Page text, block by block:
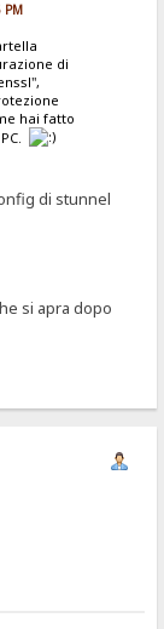
PM
di
hai fatto
di stunnel
si apra dopo